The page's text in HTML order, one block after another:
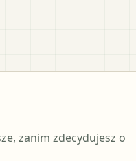
zanim zdecydujesz o